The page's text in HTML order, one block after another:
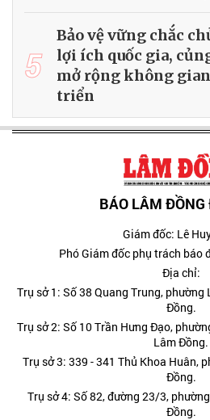
5
Bảo vệ vững chắc
lợi ích quốc gia,
mở rộng không
triển
BÁO LÂM ĐỒNG
Giám đốc: Lê
Phó Giám đốc phụ trách báo
Địa chỉ:
Trụ sở 1: Số 38 Quang Trung,
Đồng.
Trụ sở 2: Số 10 Trần Hưng Đạo,
Lâm Đồng.
Trụ sở 3: 339 - 341 Thủ Khoa Huân,
Đồng.
Trụ sở 4: Số 82, đường 23/3,
Đồng.